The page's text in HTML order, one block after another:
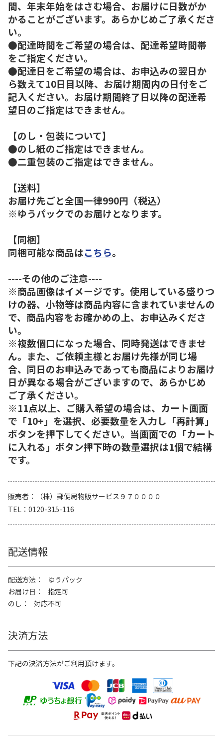
間、年末年始をはさむ場合、お届けに日数がか
かることがございます。あらかじめご了承くださ
い。
●配達時間をご希望の場合は、配達希望時間帯
をご指定ください。
●配達日をご希望の場合は、お申込みの翌日か
ら数えて10日目以降、お届け期間内の日付をご
記入ください。お届け期間終了日以降の配達希
望日のご指定はできません。
【のし・包装について】
●のし紙のご指定はできません。
●二重包装のご指定はできません。
【送料】
お届け先ごと全国一律990円（税込）
※ゆうパックでのお届けとなります。
【同梱】
同梱可能な商品はこちら。
----その他のご注意----
※商品画像はイメージです。使用している盛りつ
けの器、小物等は商品内容に含まれていませんの
で、商品内容をお確かめの上、お申込みくださ
い。
※複数個口になった場合、同時発送はできませ
ん。また、ご依頼主様とお届け先様が同じ場
合、同日のお申込みであっても商品によりお届け
日が異なる場合がございますので、あらかじめ
ご了承ください。
※11点以上、ご購入希望の場合は、カート画面
で「10+」を選択、必要数量を入力し「再計算」
ボタンを押下してください。当画面での「カート
に入れる」ボタン押下時の数量選択は1個で結構
です。
販売者
（株）郵便局物販サービス９７００００
TEL
0120-315-116
配送情報
配送方法
ゆうパック
お届け日
指定可
のし
対応不可
決済方法
下記の決済方法がご利用頂けます。